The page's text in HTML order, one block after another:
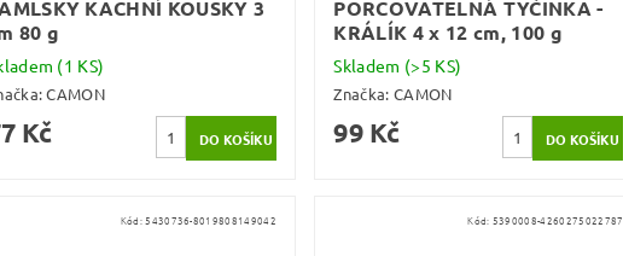
KACHNÍ KOUSKY 3
80 g
(1 KS)
CAMON
Kč
PORCOVATELNÁ TYČINKA -
KRÁLÍK 4 x 12 cm, 100 g
Skladem (>5 KS)
Značka:CAMON
99 Kč
Kód:5430736-8019808149042 Kód: 5390008-4260275022787